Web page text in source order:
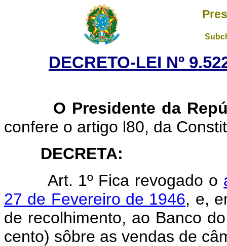
DECRETO-LEI Nº
O Presidente da
confere o artigo l80, da
DECRETA:
Art. 1º Fica revogado o
27 de Fevereiro de 1946, e,
de recolhimento, ao Banco
cento) sôbre as vendas de